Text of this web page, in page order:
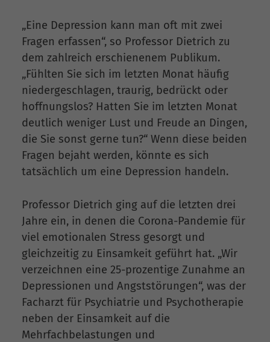
„Eine Depression kann man oft mit zwei
Fragen erfassen“, so Professor Dietrich zu
dem zahlreich erschienenem Publikum.
„Fühlten Sie sich im letzten Monat häufig
niedergeschlagen, traurig, bedrückt oder
hoffnungslos? Hatten Sie im letzten Monat
deutlich weniger Lust und Freude an Dingen,
die Sie sonst gerne tun?“ Wenn diese beiden
Fragen bejaht werden, könnte es sich
tatsächlich um eine Depression handeln.
Professor Dietrich ging auf die letzten drei
Jahre ein, in denen die Corona-Pandemie für
viel emotionalen Stress gesorgt und
gleichzeitig zu Einsamkeit geführt hat. „Wir
verzeichnen eine 25-prozentige Zunahme an
Depressionen und Angststörungen“, was der
Facharzt für Psychiatrie und Psychotherapie
neben der Einsamkeit auf die
Mehrfachbelastungen und